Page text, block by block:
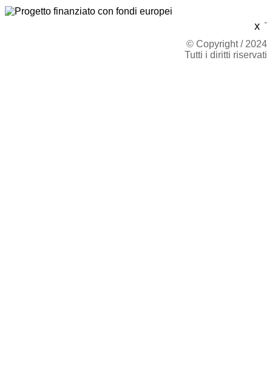
x -
© Copyright / 2024
Tutti i diritti riservati